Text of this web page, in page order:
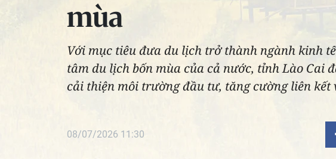
mùa
Với mục tiêu đưa du lịch trở thành ngành kinh
tâm du lịch bốn mùa của cả nước, tỉnh Lào Cai
cải thiện môi trường đầu tư, tăng cường liên
08/07/2026 11:30